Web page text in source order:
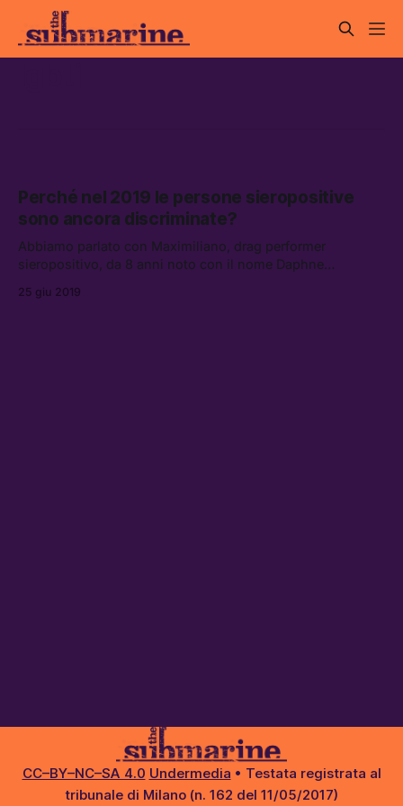
Perché nel 2019 le persone sieropositive
sono ancora discriminate?
Abbiamo parlato con Maximiliano, drag performer
sieropositivo, da 8 anni noto con il nome Daphne
esperienza, per capire come si può combattere lo stigma,
25 giu 2019
CC–BY–NC–SA 4.0 Undermedia • Testata registrata al
tribunale di Milano (n. 162 del 11/05/2017)